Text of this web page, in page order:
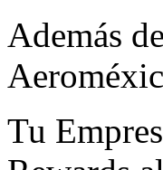
Además
Tu